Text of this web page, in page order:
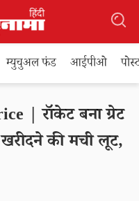
म्युचुअल फंड आईपीओ
| रॉकेट बना ग्रेट
की मची लूट,